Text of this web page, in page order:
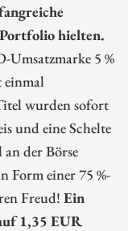
hielten.
Umsatzmarke 5 %
wurden sofort
und eine Schelte
der Börse
Form einer 75 %-
Freud! Ein
1,35 EUR